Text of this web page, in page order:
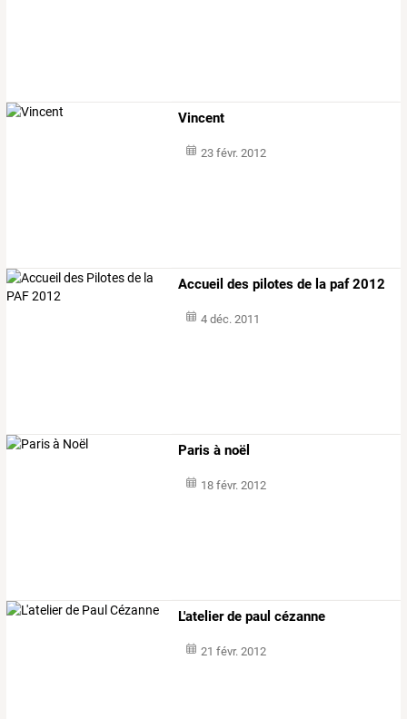
Vincent
23 févr. 2012
Accueil des pilotes de la paf 2012
4 déc. 2011
Paris à noël
18 févr. 2012
L'atelier de paul cézanne
21 févr. 2012